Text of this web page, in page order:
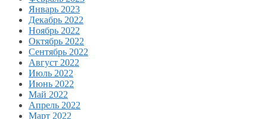
Январь 2023
Декабрь 2022
Ноябрь 2022
Октябрь 2022
Сентябрь 2022
Август 2022
Июль 2022
Июнь 2022
Май 2022
Апрель 2022
Март 2022